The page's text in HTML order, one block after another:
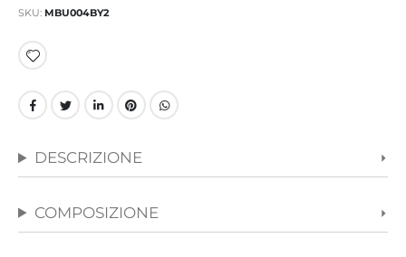
galleria
immagini
SKU MBU004BY2
DESCRIZIONE
COMPOSIZIONE